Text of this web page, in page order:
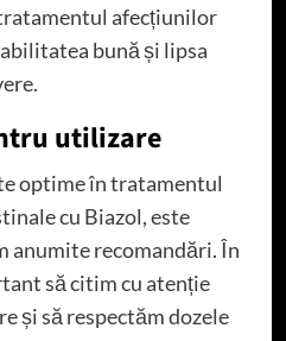
afecțiunilor
bună și lipsa
utilizare
optime în tratamentul
cu Biazol, este
anumite recomandări. În
să citim cu atenție
și să respectăm dozele